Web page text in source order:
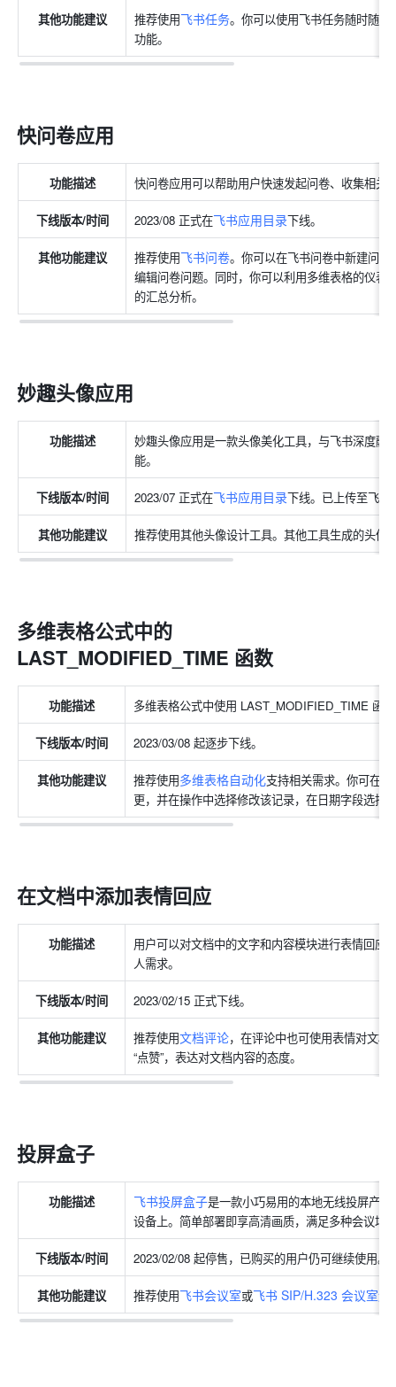
其他功能建议 推荐使用飞书任务。你可以使用飞书任务随时随
功能。
快问卷应用
功能描述 快问卷应用可以帮助用户快速发起问卷、收集相关
下线版本/时间 2023/08 正式在飞书应用目录下线。
其他功能建议 推荐使用飞书问卷。你可以在飞书问卷中新建问
编辑问卷问题。同时，你可以利用多维表格的仪表
的汇总分析。
妙趣头像应用
功能描述
妙趣头像应用是一款头像美化工具，与飞书深度融
能。
下线版本/时间 2023/07 正式在飞书应用目录下线。已上传至飞书
其他功能建议 推荐使用其他头像设计工具。其他工具生成的头像
多维表格公式中的
LAST_MODIFIED_TIME 函数
功能描述 多维表格公式中使用 LAST_MODIFIED_TIME 函
下线版本/时间 2023/03/08 起逐步下线。
其他功能建议 推荐使用多维表格自动化支持相关需求。你可在
更，并在操作中选择修改该记录，在日期字段选择
在文档中添加表情回应
功能描述
用户可以对文档中的文字和内容模块进行表情回应
人需求。
下线版本/时间 2023/02/15 正式下线。
其他功能建议 推荐使用文档评论，在评论中也可使用表情对文
“点赞”，表达对文档内容的态度。
投屏盒子
功能描述 飞书投屏盒子是一款小巧易用的本地无线投屏产
设备上。简单部署即享高清画质，满足多种会议场
下线版本/时间 2023/02/08 起停售，已购买的用户仍可继续使用。
其他功能建议 推荐使用飞书会议室或飞书 SIP/H.323 会议室连